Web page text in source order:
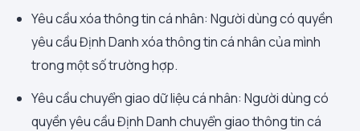
Yêu cầu xóa thông tin cá nhân: Người dùng có quyền
yêu cầu Định Danh xóa thông tin cá nhân của mình
trong một số trường hợp.
Yêu cầu chuyển giao dữ liệu cá nhân: Người dùng có
quyền yêu cầu Định Danh chuyển giao thông tin cá